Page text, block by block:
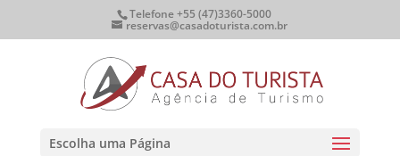
Telefone +55 (47)3360-5000
reservas@casadoturista.com.br
Escolha uma Página